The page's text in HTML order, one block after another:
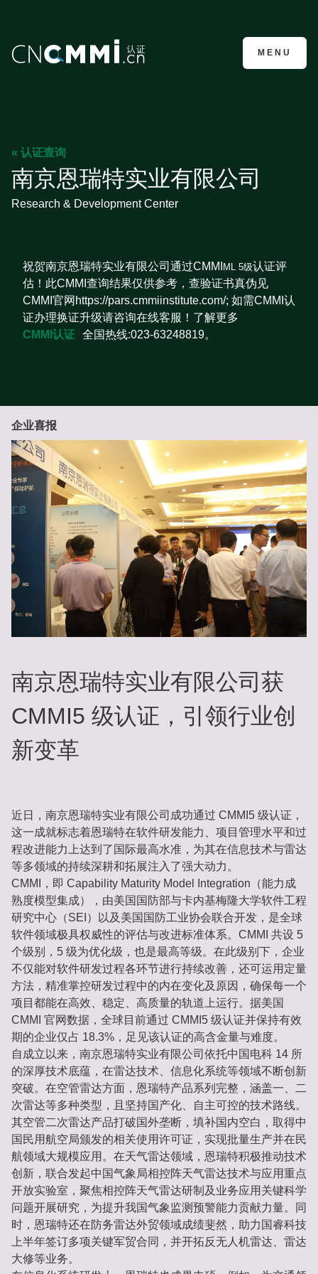
CMMI认证咨询
MENU
« 认证查询
南京恩瑞特实业有限公司
Research & Development Center
祝贺南京恩瑞特实业有限公司通过CMMI ML 5级认证评
估！此CMMI查询结果仅供参考，查验证书真伪见
CMMI官网https://pars.cmmiinstitute.com/; 如需CMMI认
证办理换证升级请咨询在线客服！了解更多
CMMI认证 全国热线:023-63248819。
企业喜报
南京恩瑞特实业有限公司获
CMMI5 级认证，引领行业创
新变革
近日，南京恩瑞特实业有限公司成功通过 CMMI5 级认证，
这一成就标志着恩瑞特在软件研发能力、项目管理水平和过
程改进能力上达到了国际最高水准，为其在信息技术与雷达
等多领域的持续深耕和拓展注入了强大动力。
CMMI，即 Capability Maturity Model Integration（能力成
熟度模型集成），由美国国防部与卡内基梅隆大学软件工程
研究中心（SEI）以及美国国防工业协会联合开发，是全球
软件领域极具权威性的评估与改进标准体系。CMMI 共设 5
个级别，5 级为优化级，也是最高等级。在此级别下，企业
不仅能对软件研发过程各环节进行持续改善，还可运用定量
方法，精准掌控研发过程中的内在变化及原因，确保每一个
项目都能在高效、稳定、高质量的轨道上运行。据美国
CMMI 官网数据，全球目前通过 CMMI5 级认证并保持有效
期的企业仅占 18.3%，足见该认证的高含金量与难度。
自成立以来，南京恩瑞特实业有限公司依托中国电科 14 所
的深厚技术底蕴，在雷达技术、信息化系统等领域不断创新
突破。在空管雷达方面，恩瑞特产品系列完整，涵盖一、二
次雷达等多种类型，且坚持国产化、自主可控的技术路线。
其空管二次雷达产品打破国外垄断，填补国内空白，取得中
国民用航空局颁发的相关使用许可证，实现批量生产并在民
航领域大规模应用。在天气雷达领域，恩瑞特积极推动技术
创新，联合发起中国气象局相控阵天气雷达技术与应用重点
开放实验室，聚焦相控阵天气雷达研制及业务应用关键科学
问题开展研究，为提升我国气象监测预警能力贡献力量。同
时，恩瑞特还在防务雷达外贸领域成绩斐然，助力国睿科技
上半年签订多项关键军贸合同，并开拓反无人机雷达、雷达
大修等业务。